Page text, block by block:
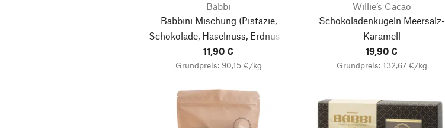
Babbi
Babbini Mischung (Pistazie,
Schokolade, Haselnuss, Erdnuss)
11,90 €
Grundpreis: 90,15 €/kg
Willie’s Cacao
Schokoladenkugeln Meersalz-
Karamell
19,90 €
Grundpreis: 132,67 €/kg